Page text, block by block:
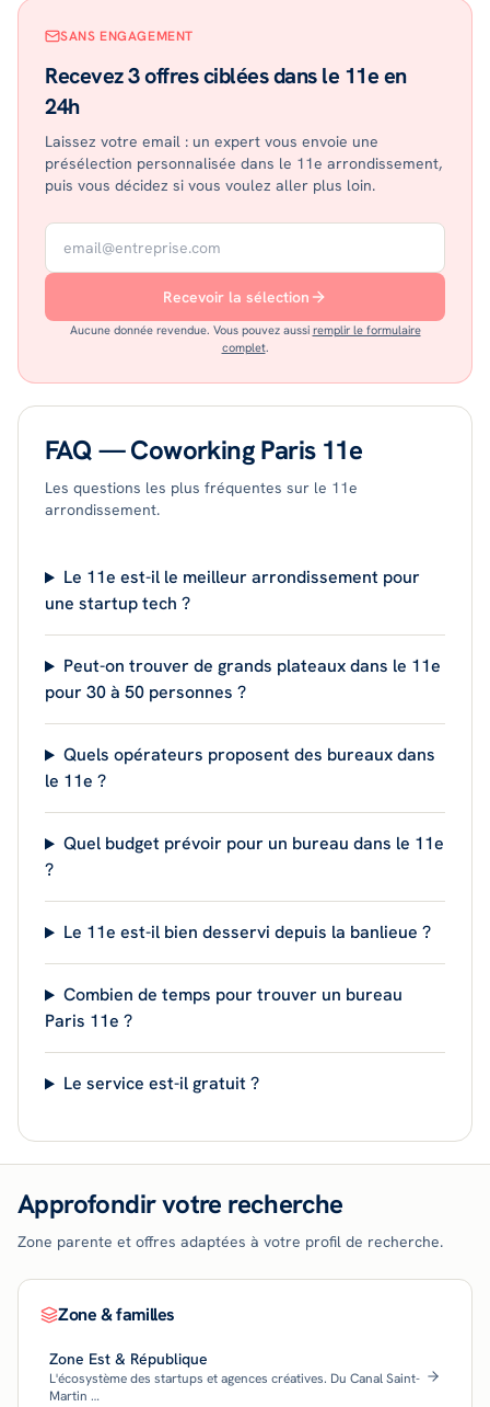
SANS ENGAGEMENT
Recevez 3 offres ciblées dans le 11e en
24h
Laissez votre email : un expert vous envoie une
présélection personnalisée dans le 11e arrondissement,
puis vous décidez si vous voulez aller plus loin.
Recevoir la sélection
Aucune donnée revendue. Vous pouvez aussi remplir le formulaire
complet.
FAQ — CoworkingParis 11e
Les questions les plus fréquentes sur le 11e
arrondissement.
Le 11e est-il le meilleur arrondissement pour
une startup tech ?
Peut-on trouver de grands plateaux dans le 11e
pour 30 à 50 personnes ?
Quels opérateurs proposent des bureaux dans
le 11e ?
Quel budget prévoir pour un bureau dans le 11e
?
Le 11e est-il bien desservi depuis la banlieue ?
Combien de temps pour trouver un bureau
Paris 11e ?
Le service est-il gratuit ?
Approfondir votre recherche
Zone parente et offres adaptées à votre profil de recherche.
Zone & familles
Zone Est & République
L'écosystème des startups et agences créatives. Du Canal Saint-
Martin …